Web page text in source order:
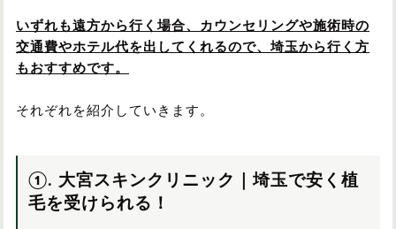
いずれも遠方から行く場合、カウンセリングや施術時の
交通費やホテル代を出してくれるので、埼玉から行く方
もおすすめです。
それぞれを紹介していきます。
①. 大宮スキンクリニック｜埼玉で安く植
毛を受けられる！